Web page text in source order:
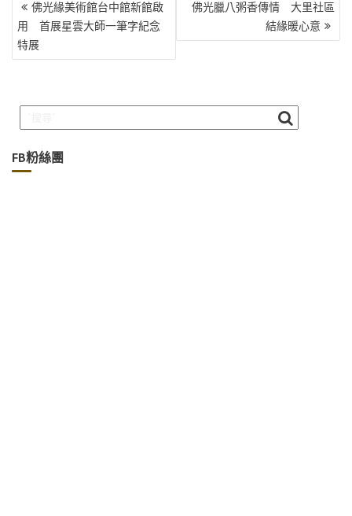
章
導
覽
佛光緣美術館台中館新館啟
用 首展星雲大師一筆字紀念
特展
佛光臘八粥香傳情 大里社區
結緣暖心意
FB粉絲團